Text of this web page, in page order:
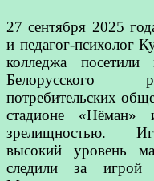
27 сентября 2025
и педагог-психолог
колледжа
Белорусского
потребительских
стадионе «Нёман»
зрелищностью.
высокий уровень
следили за игрой